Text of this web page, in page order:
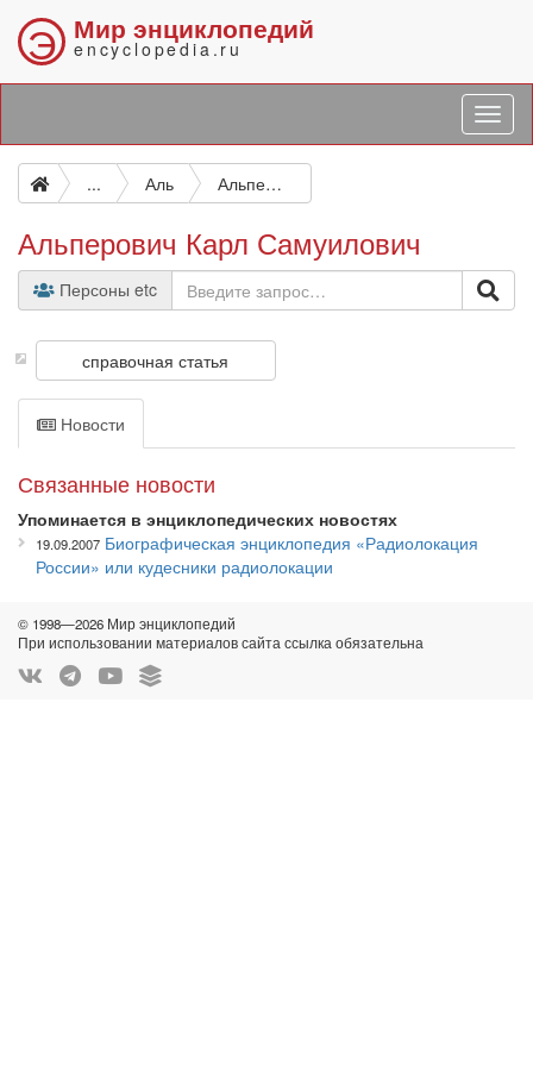
Э Мир энциклопедий
encyclopedia.ru
... Аль Альперович Карл Самуилович
Альперович Карл Самуилович
Персоны etc
справочная статья
Новости
Связанные новости
Упоминается в энциклопедических новостях
19.09.2007 Биографическая энциклопедия «Радиолокация
России» или кудесники радиолокации
© 1998—2026 Мир энциклопедий
При использовании материалов сайта ссылка обязательна